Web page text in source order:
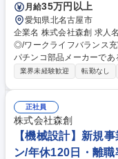
月給35万円以上
愛知県北名古屋市
企業名 株式会社森創 求人名 愛知【OEM/ODM 機械設計】年間休日120日
◎/ワークライフバランス充実◎ 仕事の内容 業界トップクラス
パチンコ部品メーカーで
内容】新規事業部での機械設計 【詳細】お客様からの要望を
ジしたり、同部署の電気回
管理業務を幅広く行う事ができる業務です
機械設計】年間休日120
業界未経験歓迎 転勤なし
正社員
株式会社森創
【機械設計】新規
ン/年休120日・離